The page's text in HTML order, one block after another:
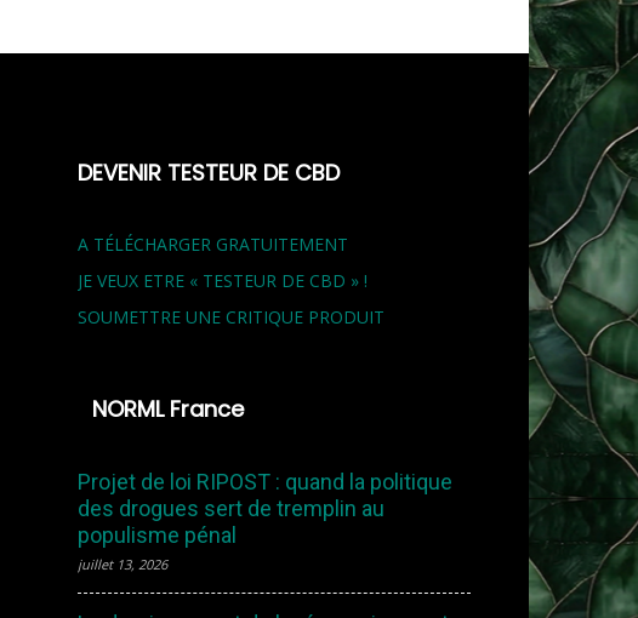
DEVENIR TESTEUR DE CBD
A TÉLÉCHARGER GRATUITEMENT
JE VEUX ETRE « TESTEUR DE CBD » !
SOUMETTRE UNE CRITIQUE PRODUIT
NORML France
Projet de loi RIPOST : quand la politique
des drogues sert de tremplin au
populisme pénal
juillet 13, 2026